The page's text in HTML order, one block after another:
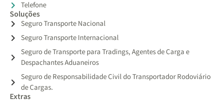
Telefone
Soluções
Seguro Transporte Nacional
Seguro Transporte Internacional
Seguro de Transporte para Tradings, Agentes de Carga e
Despachantes Aduaneiros
Seguro de Responsabilidade Civil do Transportador Rodoviário
de Cargas.
Extras